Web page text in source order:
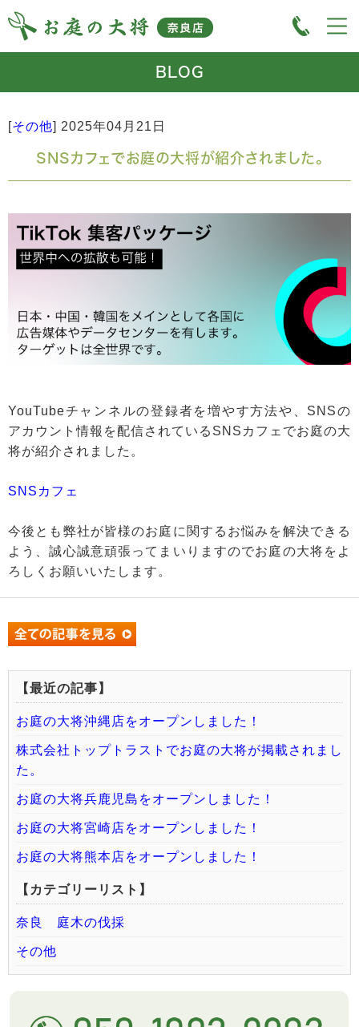
BLOG
[その他] 2025年04月21日
SNSカフェでお庭の大将が紹介されました。
YouTubeチャンネルの登録者を増やす方法や、SNSの
アカウント情報を配信されているSNSカフェでお庭の大
将が紹介されました。
SNSカフェ
今後とも弊社が皆様のお庭に関するお悩みを解決できる
よう、誠心誠意頑張ってまいりますのでお庭の大将をよ
ろしくお願いいたします。
【最近の記事】
お庭の大将沖縄店をオープンしました！
株式会社トップトラストでお庭の大将が掲載されまし
た。
お庭の大将兵鹿児島をオープンしました！
お庭の大将宮崎店をオープンしました！
お庭の大将熊本店をオープンしました！
【カテゴリーリスト】
奈良 庭木の伐採
その他